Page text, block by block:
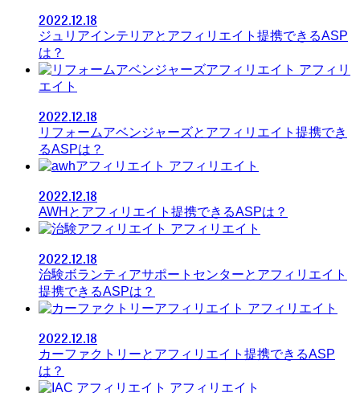
2022.12.18
ジュリアインテリアとアフィリエイト提携できるASP
は？
アフィリ
エイト
2022.12.18
リフォームアベンジャーズとアフィリエイト提携でき
るASPは？
アフィリエイト
2022.12.18
AWHとアフィリエイト提携できるASPは？
アフィリエイト
2022.12.18
治験ボランティアサポートセンターとアフィリエイト
提携できるASPは？
アフィリエイト
2022.12.18
カーファクトリーとアフィリエイト提携できるASP
は？
アフィリエイト